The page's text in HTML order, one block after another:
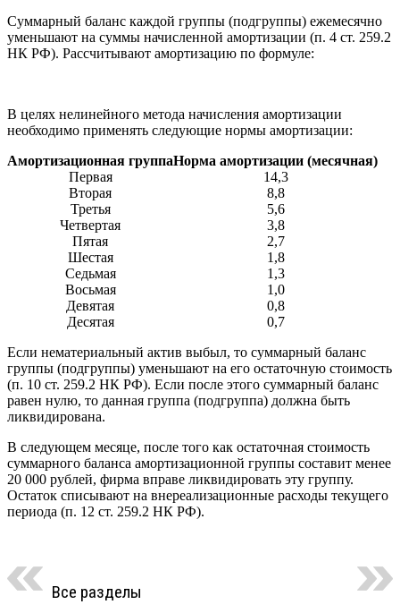
Суммарный баланс каждой группы (подгруппы) ежемесячно
уменьшают на суммы начисленной амортизации (п. 4 ст. 259.2
НК РФ). Рассчитывают амортизацию по формуле:
В целях нелинейного метода начисления амортизации
необходимо применять следующие нормы амортизации:
Амортизационная группаНорма амортизации (месячная)
Первая
14,3
Вторая
8,8
Третья
5,6
Четвертая
3,8
Пятая
2,7
Шестая
1,8
Седьмая
1,3
Восьмая
1,0
Девятая
0,8
Десятая
0,7
Если нематериальный актив выбыл, то суммарный баланс
группы (подгруппы) уменьшают на его остаточную стоимость
(п. 10 ст. 259.2 НК РФ). Если после этого суммарный баланс
равен нулю, то данная группа (подгруппа) должна быть
ликвидирована.
В следующем месяце, после того как остаточная стоимость
суммарного баланса амортизационной группы составит менее
20 000 рублей, фирма вправе ликвидировать эту группу.
Остаток списывают на внереализационные расходы текущего
периода (п. 12 ст. 259.2 НК РФ).
Все разделы